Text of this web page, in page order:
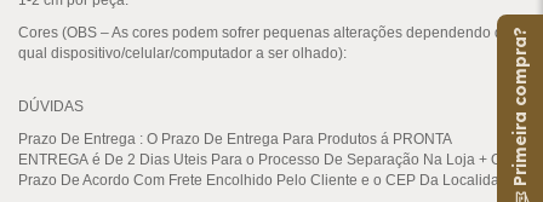
Primeira compra?
Cores (OBS – As cores podem sofrer pequenas alterações dependendo de
qual dispositivo/celular/computador a ser olhado):
DÚVIDAS
Prazo De Entrega : O Prazo De Entrega Para Produtos á PRONTA
ENTREGA é De 2 Dias Uteis Para o Processo De Separação Na Loja + O
Prazo De Acordo Com Frete Encolhido Pelo Cliente e o CEP Da Localidade .